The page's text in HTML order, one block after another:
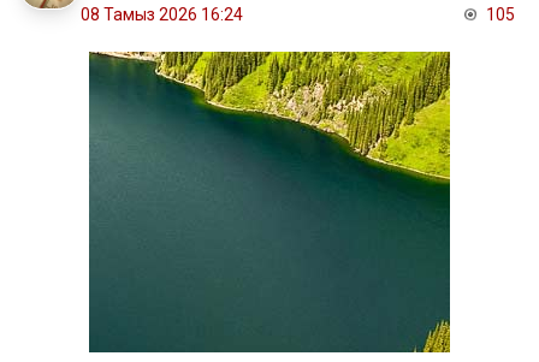
08 Тамыз 2026 16:24 105